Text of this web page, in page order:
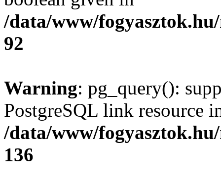
/data/www/
92
Warning: pg_query():
PostgreSQL link resource
/data/www/
136